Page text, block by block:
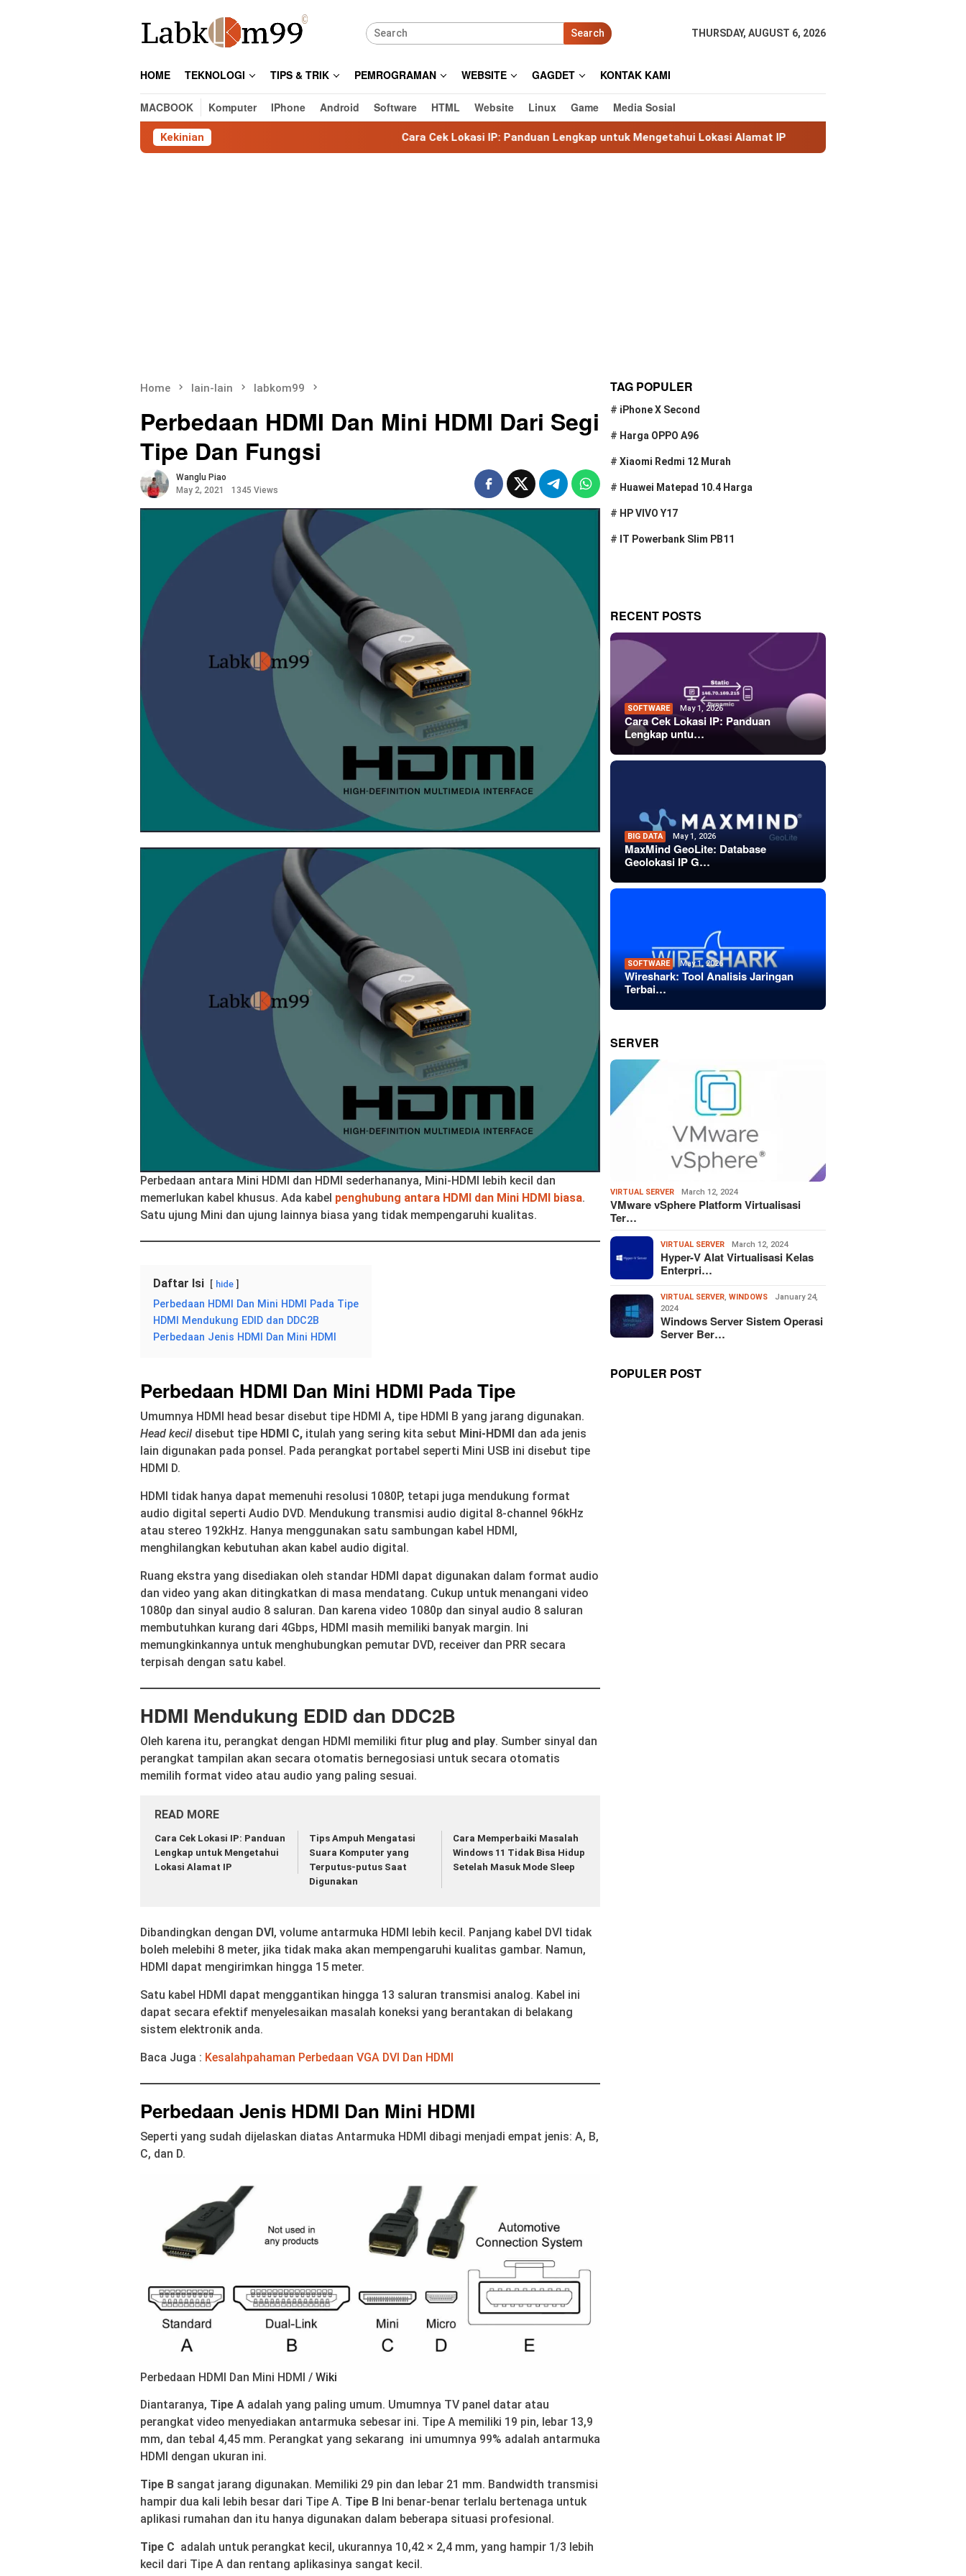
Search THURSDAY, AUGUST 6, 2026
HOME TEKNOLOGI TIPS & TRIK PEMROGRAMAN WEBSITE GAGDET KONTAK KAMI
MACBOOK Komputer IPhone Android Software HTML Website Linux Game Media Sosial
Kekinian Cara Cek Lokasi IP: Panduan Lengkap untuk Mengetahui Lokasi Alamat IP MaxMind GeoLite: Database Geolokasi
Home lain-lain labkom99
Perbedaan HDMI Dan Mini HDMI Dari Segi
Tipe Dan Fungsi
Wanglu Piao
May 2, 2021
1345 Views
Perbedaan antara Mini HDMI dan HDMI sederhananya, Mini-HDMI lebih kecil dan
memerlukan kabel khusus. Ada kabel penghubung antara HDMI dan Mini HDMI biasa.
Satu ujung Mini dan ujung lainnya biasa yang tidak mempengaruhi kualitas.
Daftar Isi hide
Perbedaan HDMI Dan Mini HDMI Pada Tipe
HDMI Mendukung EDID dan DDC2B
Perbedaan Jenis HDMI Dan Mini HDMI
Perbedaan HDMI Dan Mini HDMI Pada Tipe
Umumnya HDMI head besar disebut tipe HDMI A, tipe HDMI B yang jarang digunakan.
Head kecil disebut tipe HDMI C, itulah yang sering kita sebut Mini-HDMI dan ada jenis
lain digunakan pada ponsel. Pada perangkat portabel seperti Mini USB ini disebut tipe
HDMI D.
HDMI tidak hanya dapat memenuhi resolusi 1080P, tetapi juga mendukung format
audio digital seperti Audio DVD. Mendukung transmisi audio digital 8-channel 96kHz
atau stereo 192kHz. Hanya menggunakan satu sambungan kabel HDMI,
menghilangkan kebutuhan akan kabel audio digital.
Ruang ekstra yang disediakan oleh standar HDMI dapat digunakan dalam format audio
dan video yang akan ditingkatkan di masa mendatang. Cukup untuk menangani video
1080p dan sinyal audio 8 saluran. Dan karena video 1080p dan sinyal audio 8 saluran
membutuhkan kurang dari 4Gbps, HDMI masih memiliki banyak margin. Ini
memungkinkannya untuk menghubungkan pemutar DVD, receiver dan PRR secara
terpisah dengan satu kabel.
HDMI Mendukung EDID dan DDC2B
Oleh karena itu, perangkat dengan HDMI memiliki fitur plug and play. Sumber sinyal dan
perangkat tampilan akan secara otomatis bernegosiasi untuk secara otomatis
memilih format video atau audio yang paling sesuai.
READ MORE
Cara Cek Lokasi IP: Panduan
Lengkap untuk Mengetahui
Lokasi Alamat IP
Tips Ampuh Mengatasi
Suara Komputer yang
Terputus-putus Saat
Digunakan
Cara Memperbaiki Masalah
Windows 11 Tidak Bisa Hidup
Setelah Masuk Mode Sleep
Dibandingkan dengan DVI , volume antarmuka HDMI lebih kecil. Panjang kabel DVI tidak
boleh melebihi 8 meter, jika tidak maka akan mempengaruhi kualitas gambar. Namun,
HDMI dapat mengirimkan hingga 15 meter.
Satu kabel HDMI dapat menggantikan hingga 13 saluran transmisi analog. Kabel ini
dapat secara efektif menyelesaikan masalah koneksi yang berantakan di belakang
sistem elektronik anda.
Baca Juga : Kesalahpahaman Perbedaan VGA DVI Dan HDMI
Perbedaan Jenis HDMI Dan Mini HDMI
Seperti yang sudah dijelaskan diatas Antarmuka HDMI dibagi menjadi empat jenis: A, B,
C, dan D.
Perbedaan HDMI Dan Mini HDMI / Wiki
Diantaranya, Tipe A adalah yang paling umum. Umumnya TV panel datar atau
perangkat video menyediakan antarmuka sebesar ini. Tipe A memiliki 19 pin, lebar 13,9
mm, dan tebal 4,45 mm. Perangkat yang sekarang ini umumnya 99% adalah antarmuka
HDMI dengan ukuran ini.
Tipe B sangat jarang digunakan. Memiliki 29 pin dan lebar 21 mm. Bandwidth transmisi
hampir dua kali lebih besar dari Tipe A. Tipe B Ini benar-benar terlalu bertenaga untuk
aplikasi rumahan dan itu hanya digunakan dalam beberapa situasi profesional.
Tipe C adalah untuk perangkat kecil, ukurannya 10,42 × 2,4 mm, yang hampir 1/3 lebih
kecil dari Tipe A dan rentang aplikasinya sangat kecil.
TAG POPULER
# iPhone X Second
# Harga OPPO A96
#Xiaomi Redmi 12 Murah
# Huawei Matepad 10.4 Harga
# HP VIVO Y17
# IT Powerbank Slim PB11
RECENT POSTS
SOFTWARE May 1, 2026
Cara Cek Lokasi IP: Panduan
Lengkap untu…
BIG DATA May 1, 2026
MaxMind GeoLite: Database
Geolokasi IP G…
SOFTWARE May 1, 2026
Wireshark: Tool Analisis Jaringan
Terbai…
SERVER
VIRTUAL SERVER March 12, 2024
VMware vSphere Platform Virtualisasi
Ter…
VIRTUAL SERVER March 12, 2024
Hyper-V Alat Virtualisasi Kelas
Enterpri…
VIRTUAL SERVER,WINDOWS
January 24,
2024
Windows Server Sistem Operasi
Server Ber…
POPULER POST